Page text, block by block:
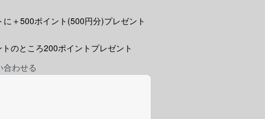
＋500ポイント(500円分)プレゼント
のところ200ポイントプレゼント
合わせる